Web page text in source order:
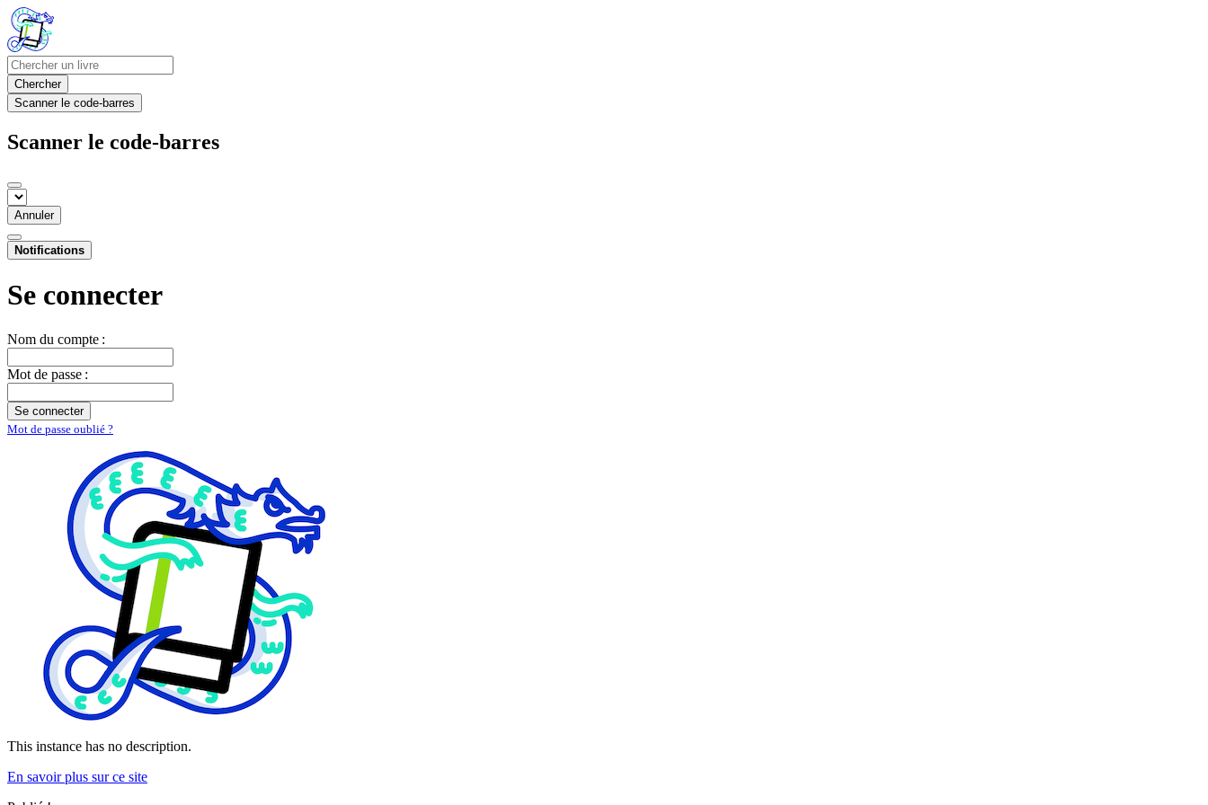
Chercher
Scanner le code-barres
Scanner le code-barres
Annuler
Notifications
Se connecter
Nom du compte :
Mot de passe :
Se connecter
Mot de passe oublié ?
This instance has no description.
En savoir plus sur ce site